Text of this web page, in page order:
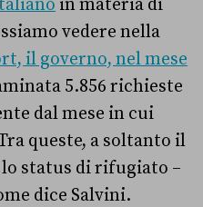
in materia di
vedere nella
il governo, nel mese
5.856 richieste
dal mese in cui
queste, a soltanto il
status di rifugiato –
dice Salvini.